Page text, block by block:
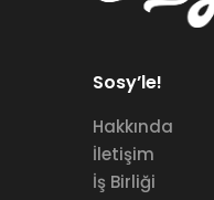
Sosy’le!
Hakkında
İletişim
İş Birliği